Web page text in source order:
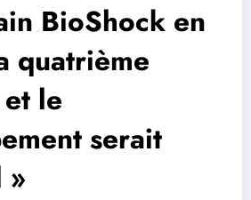
BioShock en
quatrième
le
serait
»